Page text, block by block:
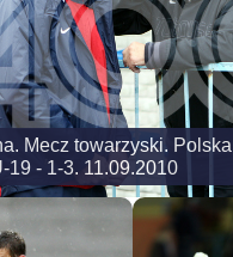
Mecz towarzyski.
19 - 1-3. 11.09.2010